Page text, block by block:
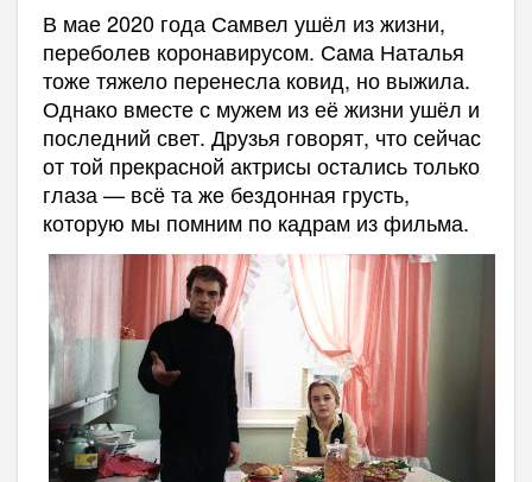
В мае 2020 года Самвел ушёл из жизни,
переболев коронавирусом. Сама Наталья
тоже тяжело перенесла ковид, но выжила.
Однако вместе с мужем из её жизни ушёл и
последний свет. Друзья говорят, что сейчас
от той прекрасной актрисы остались только
глаза — всё та же бездонная грусть,
которую мы помним по кадрам из фильма.